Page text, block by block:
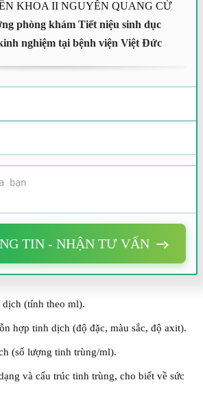
KHOA II NGUYỄN QUANG CỪ
phòng khám Tiết niệu sinh dục
nghiệm tại bệnh viện Việt Đức
TIN - NHẬN TƯ VẤN
(tính theo ml).
hợp tinh dịch (độ đặc, màu sắc, độ axit).
(số lượng tinh trùng/ml).
và cấu trúc tinh trùng, cho biết về sức